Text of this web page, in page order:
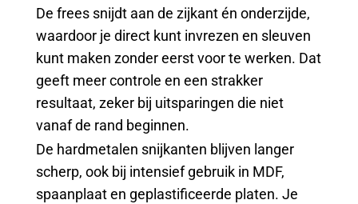
De frees snijdt aan de zijkant én onderzijde,
waardoor je direct kunt invrezen en sleuven
kunt maken zonder eerst voor te werken. Dat
geeft meer controle en een strakker
resultaat, zeker bij uitsparingen die niet
vanaf de rand beginnen.
De hardmetalen snijkanten blijven langer
scherp, ook bij intensief gebruik in MDF,
spaanplaat en geplastificeerde platen. Je